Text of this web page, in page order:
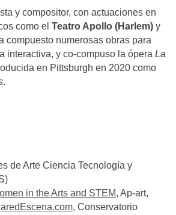
y compositor, con actuaciones en
como el Teatro Apollo (Harlem) y
compuesto numerosas obras para
interactiva, y co-compuso la ópera La
en Pittsburgh en 2020 como
.
de Arte Ciencia Tecnología y
in the Arts and STEM, Ap-art,
, Conservatorio